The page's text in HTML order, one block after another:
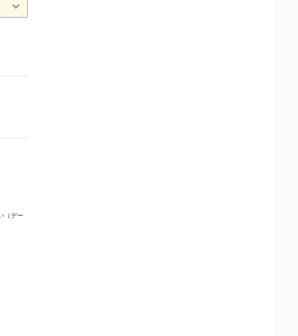
（デー